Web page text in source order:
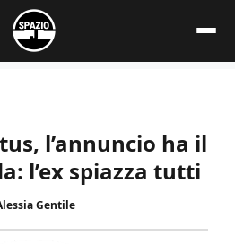
l’annuncio ha il
l’ex spiazza tutti
Gentile